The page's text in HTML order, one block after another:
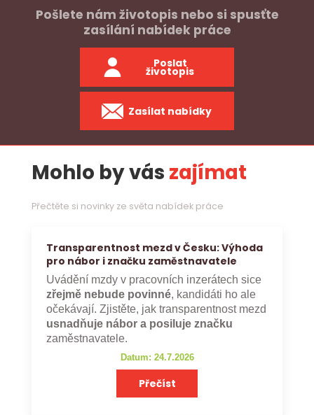
Pošlete nám životopis nebo si spusťte
zasílání nabídek práce
Poslat
životopis
Zasílat nabídky
Mohlo by vás zajímat
Přečtěte si novinky ze světa nabídek práce
Transparentnost mezd v Česku: Výhoda
pro nábor i značku zaměstnavatele
Uvádění mzdy v pracovních inzerátech sice
zřejmě nebude povinné, kandidáti ho ale
očekávají. Zjistěte, jak transparentnost mezd
usnadňuje nábor a posiluje značku
zaměstnavatele.
Datum: 24.7.2026
Přečíst